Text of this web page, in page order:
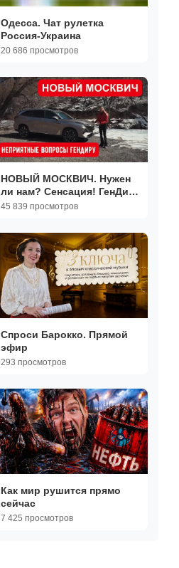
Одесса. Чат рулетка
Россия-Украина
20 686 просмотров
НОВЫЙ МОСКВИЧ. Нужен
ли нам? Сенсация! ГенДир
отвечает на критику
45 839 просмотров
Спроси Барокко. Прямой
эфир
293 просмотров
Как мир рушится прямо
сейчас
7 425 просмотров